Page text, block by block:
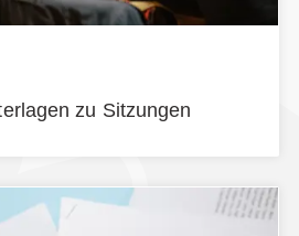
zu Sitzungen